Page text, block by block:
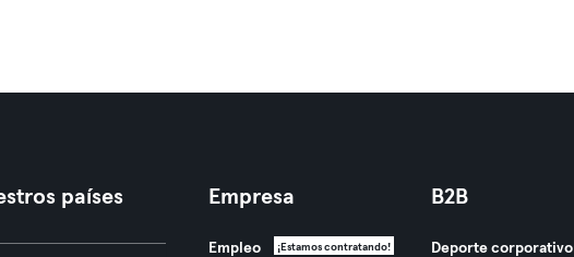
países Empresa
Empleo ¡Estamos contratando!
B2B
Deporte corporativo